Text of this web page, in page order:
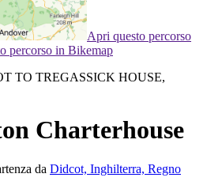
Apri questo percorso
percorso in Bikemap
TO TREGASSICK HOUSE,
Charterhouse
da Didcot, Inghilterra, Regno